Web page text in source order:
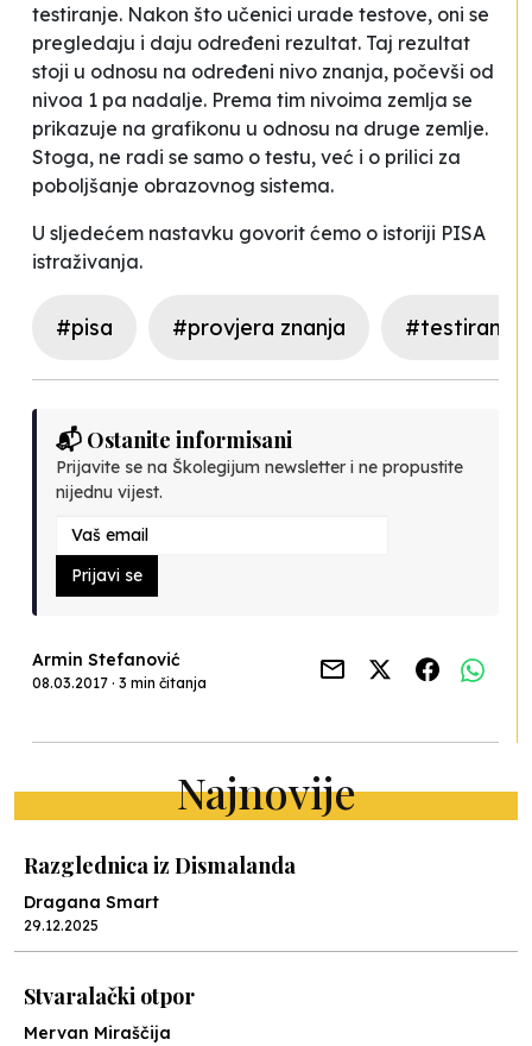
testiranje. Nakon što učenici urade testove, oni se
pregledaju i daju određeni rezultat. Taj rezultat
stoji u odnosu na određeni nivo znanja, počevši od
nivoa 1 pa nadalje. Prema tim nivoima zemlja se
prikazuje na grafikonu u odnosu na druge zemlje.
Stoga, ne radi se samo o testu, već i o prilici za
poboljšanje obrazovnog sistema.
U sljedećem nastavku govorit ćemo o istoriji PISA
istraživanja.
#pisa #provjera znanja #testiranje
📬 Ostanite informisani
Prijavite se na Školegijum newsletter i ne propustite
nijednu vijest.
Prijavi se
Armin Stefanović
08.03.2017 · 3 min čitanja
Najnovije
Razglednica iz Dismalanda
Dragana Smart
29.12.2025
Stvaralački otpor
Mervan Miraščija